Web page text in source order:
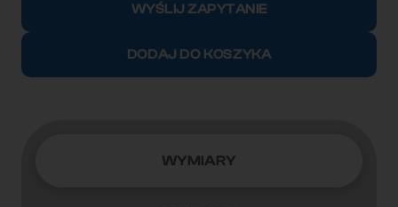
morski
(20'DC)
WYŚLIJ ZAPYTANIE
DODAJ DO KOSZYKA
WYMIARY